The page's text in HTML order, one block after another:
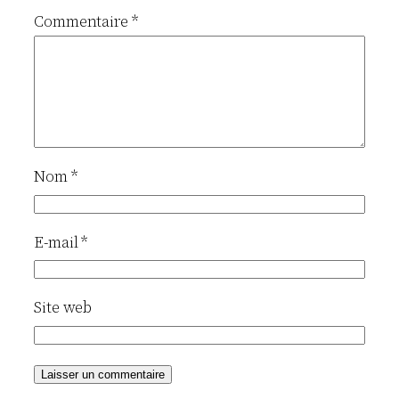
Commentaire *
Nom*
E-mail*
Site web